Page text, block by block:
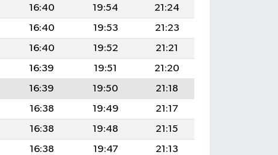
16:40 19:54
21:24
16:40 19:53
21:23
16:40 19:52
21:21
16:39 19:51
21:20
16:39 19:50
21:18
16:38 19:49
21:17
16:38 19:48
21:15
16:38 19:47
21:13